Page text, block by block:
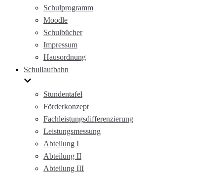
Schulprogramm
Moodle
Schulbücher
Impressum
Hausordnung
Schullaufbahn
Stundentafel
Förderkonzept
Fachleistungsdifferenzierung
Leistungsmessung
Abteilung I
Abteilung II
Abteilung III